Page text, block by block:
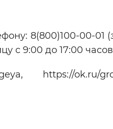
8(800)100-00-01
с 9:00 до 17:00
https://ok.ru/